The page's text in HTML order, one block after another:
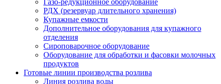
Газо-редукционное оборудование
РДХ (резервуар длительного хранения)
Купажные емкости
Дополнительное оборудования для купажного
отделения
Сироповарочное оборудование
Оборудование для обработки и фасовки молочных
продуктов
Готовые линии производства розлива
Линия розлива воды